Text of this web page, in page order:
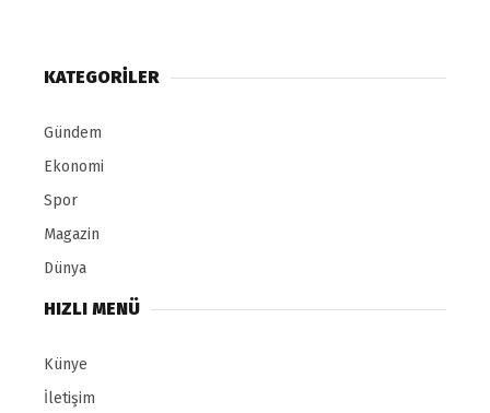
KATEGORILER
Gündem
Ekonomi
Spor
Magazin
Dünya
HIZLI MENÜ
Künye
İletişim